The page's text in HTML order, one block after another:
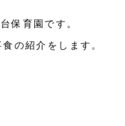
保育園です。
の紹介をします。